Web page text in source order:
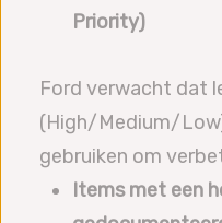
Priority)
Ford verwacht dat
(High/Medium/
gebruiken om
Items met een